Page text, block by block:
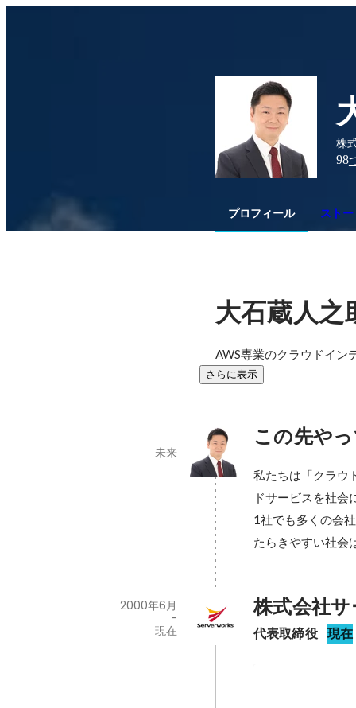
株
98
プロフィール スト
大石蔵人之
AWS専業のクラウドイン
さらに表示
この先や
未来
私たちは「クラウ
ドサービスを社会
1社でも多くの会
たらきやすい社会
株式会社
代表取締役 現在
2000年6月
-
現在